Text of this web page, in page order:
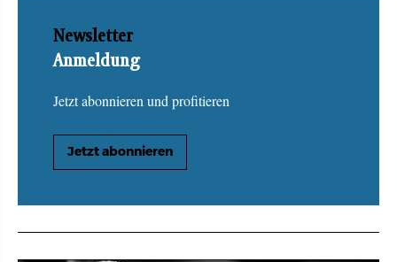
Newsletter
Anmeldung
Jetzt abonnieren und profitieren
Jetzt abonnieren